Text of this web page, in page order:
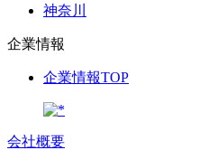
神奈川
企業情報
企業情報TOP
会社概要